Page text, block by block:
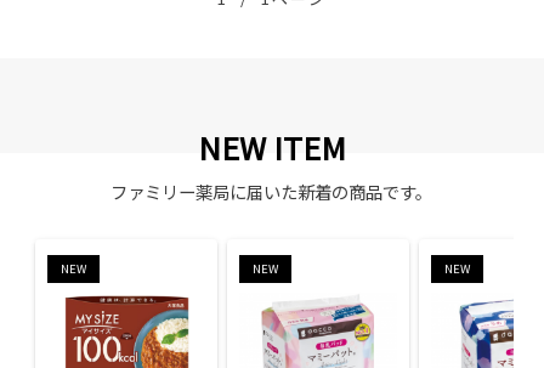
NEW ITEM
ファミリー薬局に届いた新着の商品です。
NEW NEW NEW